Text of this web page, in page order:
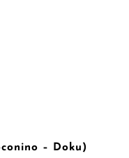
– Doku)